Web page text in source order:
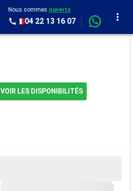
Nous sommes ouverts
04 22 13 16 07
VOIR LES DISPONIBILITÉS